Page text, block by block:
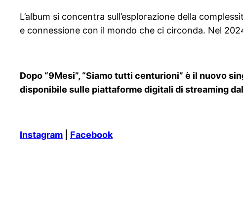
L’album si concentra sull’esplorazione della
e connessione con il mondo che ci circonda. Nel
Dopo “9Mesi”, “Siamo tutti centurioni” è il nuovo
disponibile sulle piattaforme digitali di streaming
Instagram Facebook